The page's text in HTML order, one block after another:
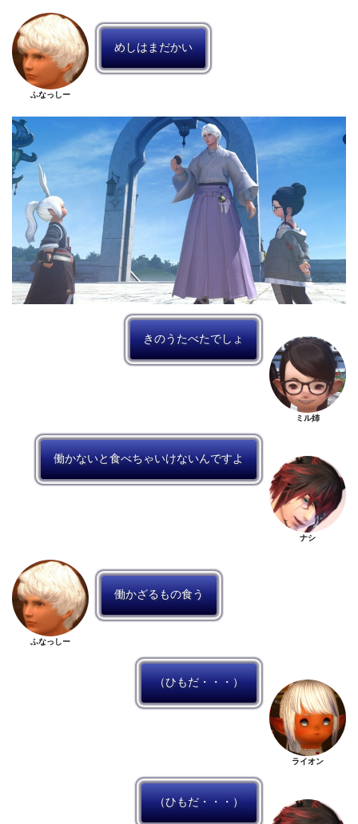
ふなっしー
めしはまだかい
きのうたべたでしょ
ミル姉
働かないと食べちゃいけないんですよ
ナシ
ふなっしー
働かざるもの食う
（ひもだ・・・）
ライオン
（ひもだ・・・）